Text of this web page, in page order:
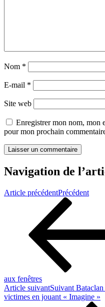
Nom *
E-mail *
Site web
Enregistrer mon nom, mon
pour mon prochain
Navigation de
Article précédentPrécédent
aux fenêtres
Article suivantSuivant
victimes en jouant « Imagine »